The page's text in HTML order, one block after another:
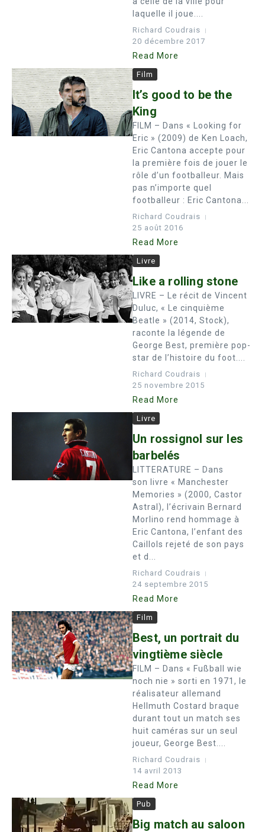
laquelle il joue....
Richard Coudrais
20 décembre 2017
Read More
Film
It’s good to be the
King
FILM – Dans « Looking for
Eric » (2009) de Ken Loach,
Eric Cantona accepte pour
la première fois de jouer le
rôle d’un footballeur. Mais
pas n’importe quel
footballeur : Eric Cantona...
Richard Coudrais
25 août 2016
Read More
Livre
Like a rolling stone
LIVRE – Le récit de Vincent
Duluc, « Le cinquième
Beatle » (2014, Stock),
raconte la légende de
George Best, première pop-
star de l’histoire du foot....
Richard Coudrais
25 novembre 2015
Read More
Livre
Un rossignol sur les
barbelés
LITTERATURE – Dans
son livre « Manchester
Memories » (2000, Castor
Astral), l’écrivain Bernard
Morlino rend hommage à
Eric Cantona, l’enfant des
Caillols rejeté de son pays
et d...
Richard Coudrais
24 septembre 2015
Read More
Film
Best, un portrait du
vingtième siècle
FILM – Dans « Fußball wie
noch nie » sorti en 1971, le
réalisateur allemand
Hellmuth Costard braque
durant tout un match ses
huit caméras sur un seul
joueur, George Best....
Richard Coudrais
14 avril 2013
Read More
Pub
Big match au saloon